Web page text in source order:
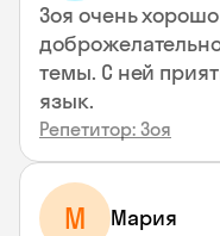
Зоя очень
темы. С ней
язык.
Репетитор: Зоя
М Мария